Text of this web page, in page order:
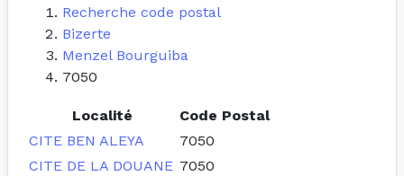
Recherche code postal
Bizerte
Menzel Bourguiba
7050
Localité
Code Postal
CITE BEN ALEYA
7050
CITE DE LA DOUANE 7050